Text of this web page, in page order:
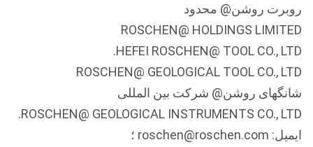
روبرت روشن@ محدود
ROSCHEN@ HOLDINGS LIMITED
HEFEI ROSCHEN@ TOOL CO., LTD.
ROSCHEN@ GEOLOGICAL TOOL CO., LTD
شانگهای روشن@ شرکت بین المللی
ROSCHEN@ GEOLOGICAL INSTRUMENTS CO., LTD.
ایمیل: roschen@roschen.com ؛